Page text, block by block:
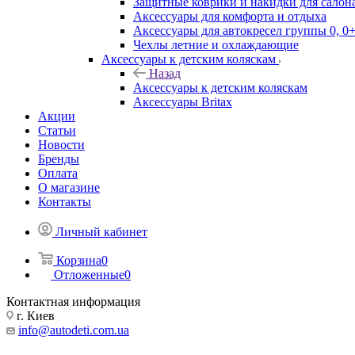
Аксессуары для комфорта и отдыха
Аксессуары для автокресел группы 0,
Чехлы летние и охлаждающие
Аксессуары к детским коляскам
Назад
Аксессуары к детским коляскам
Аксессуары Britax
Акции
Статьи
Новости
Бренды
Оплата
О магазине
Контакты
Личный кабинет
Корзина0
Отложенные0
Контактная информация
г. Киев
info@autodeti.com.ua